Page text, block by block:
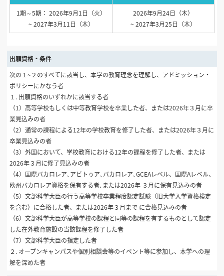
1期～5期： 2026年9月1日（火）
~ 2027年3月11日（木）
2026年9月24日（木）
~ 2027年3月25日（木）
出願資格・条件
次の１~２のすべてに該当し、本学の教育理念を理解し、アドミッション・
ポリシーにかなう者
１. 出願資格のいずれかに該当する者
（1）高等学校もしくは中等教育学校を卒業した者、または2026年３月に卒
業見込みの者
（2）通常の課程による12年の学校教育を修了した者、または2026年３月に
卒業見込みの者
（3）外国において、学校教育における12年の課程を修了した者、または
2026年３月に修了見込みの者
（4）国際バカロレア､アビトゥア､バカロレア､GCEAレベル、国際Aレベル、
欧州バカロレア資格を保有する者､または2026年 ３月に保有見込みの者
（5）文部科学大臣の行う高等学校卒業程度認定試験（旧大学入学資格検定
を含む）に合格した者、または2026年３月まで に合格見込みの者
（6）文部科学大臣が高等学校の課程と同等の課程を有するものとして認定
した在外教育施設の当該課程を修了した者
（7）文部科学大臣の指定した者
２. オープンキャンパスや個別相談会等のイベント等に参加し、本学への理
解を深めた者